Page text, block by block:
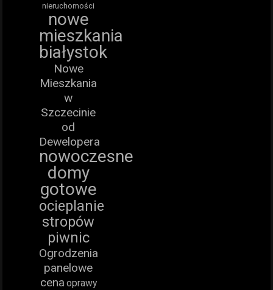
nieruchomości
nowe
mieszkania
białystok
Nowe
Mieszkania
w
Szczecinie
od
Dewelopera
nowoczesne
domy
gotowe
ocieplanie
stropów
piwnic
Ogrodzenia
panelowe
cena oprawy